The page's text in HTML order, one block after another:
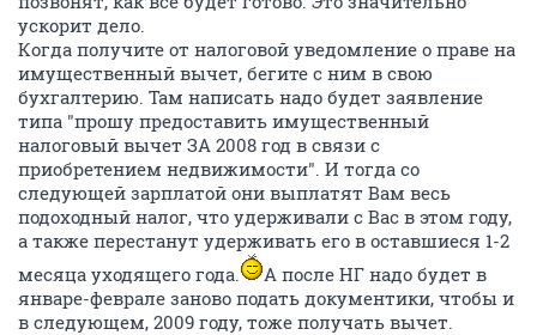
ускорит дело.
Когда получите от налоговой уведомление о праве на
имущественный вычет, бегите с ним в свою
бухгалтерию. Там написать надо будет заявление
типа "прошу предоставить имущественный
налоговый вычет ЗА 2008 год в связи с
приобретением недвижимости". И тогда со
следующей зарплатой они выплатят Вам весь
подоходный налог, что удерживали с Вас в этом году,
а также перестанут удерживать его в оставшиеся 1-2
месяца уходящего года.
А после НГ надо будет в
январе-феврале заново подать документики, чтобы и
в следующем, 2009 году, тоже получать вычет.